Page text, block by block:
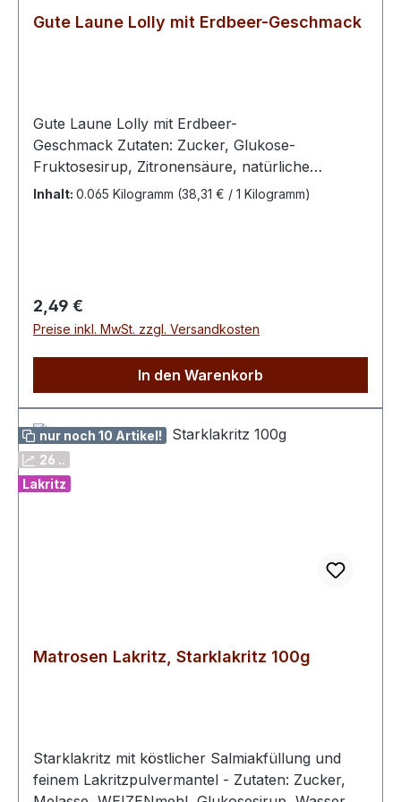
Gute Laune Lolly mit Erdbeer-Geschmack
Gute Laune Lolly mit Erdbeer-
Geschmack Zutaten: Zucker, Glukose-
Fruktosesirup, Zitronensäure, natürliche
Farbstoffe, Kurkumin, Karmin, Carotin, E 141 (ii),
ges. Fettsäuren < 0,1 g Kohlenhydrate 97 g
davon Zucker 97 g Eiweiß < 0,1 g Salz < 0,1 g
Inhalt: 0.065 Kilogramm (38,31 € / 1 Kilogramm)
Regulärer Preis:
2,49 €
Preise inkl. MwSt. zzgl. Versandkosten
In den Warenkorb
nur noch 10 Artikel!
26 ..
Lakritz
Matrosen Lakritz, Starklakritz 100g
Starklakritz mit köstlicher Salmiakfüllung und
feinem Lakritzpulvermantel - Zutaten: Zucker,